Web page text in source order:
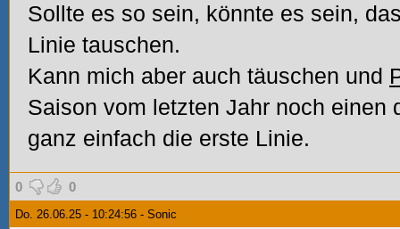
Sollte es so sein, könnte es sein,
Linie tauschen.
Kann mich aber auch täuschen und
Saison vom letzten Jahr noch einen
ganz einfach die erste Linie.
0 0
Do. 26.06.25 - 10:24:56 - Sonic